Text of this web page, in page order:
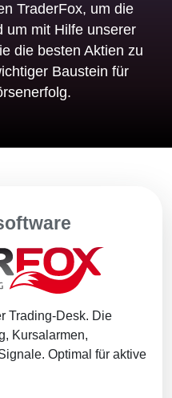
TraderFox, um die
um mit Hilfe unserer
die besten Aktien zu
Baustein für
Trading-Desk. Die
Kursalarmen,
Optimal für aktive